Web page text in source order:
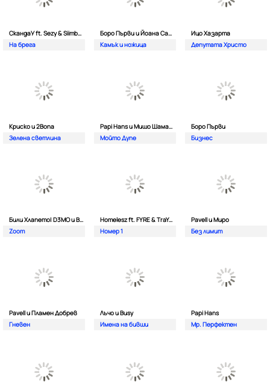
СкандаУ ft. Sezy & Siimbad
На брега
Боро Първи и Йоана Сашова
Камък и ножица
Ицо Хазарта
Депутата Христо
Криско и 2Bona
Зелена светлина
Papi Hans и Мишо Шамара
Мойто Дупе
Боро Първи
Бизнес
Били Хлапето| D3MO и BREVIS
Zoom
Homelesz ft. FYRE & TraYan
Номер 1
Pavell и Миро
Без лимит
Pavell и Пламен Добрев
Гневен
Лъчо и Busy
Имена на бивши
Papi Hans
Мр. Перфектен